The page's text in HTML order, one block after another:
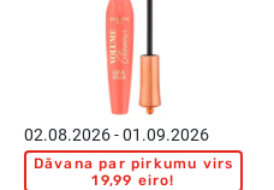
02.08.2026 - 01.09.2026
Dāvana par pirkumu virs
19,99 eiro!